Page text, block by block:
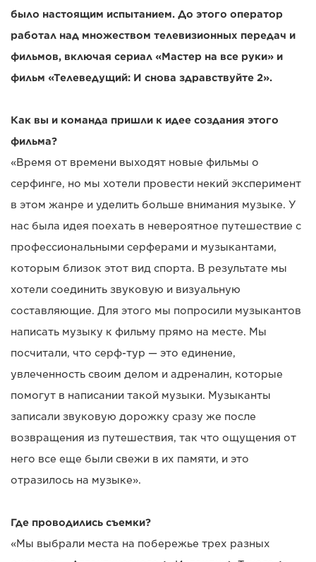
было настоящим испытанием. До этого оператор
работал над множеством телевизионных передач и
фильмов, включая сериал «Мастер на все руки» и
фильм «Телеведущий: И снова здравствуйте 2».
Как вы и команда пришли к идее создания этого
фильма?
«Время от времени выходят новые фильмы о
серфинге, но мы хотели провести некий эксперимент
в этом жанре и уделить больше внимания музыке. У
нас была идея поехать в невероятное путешествие с
профессиональными серферами и музыкантами,
которым близок этот вид спорта. В результате мы
хотели соединить звуковую и визуальную
составляющие. Для этого мы попросили музыкантов
написать музыку к фильму прямо на месте. Мы
посчитали, что серф-тур — это единение,
увлеченность своим делом и адреналин, которые
помогут в написании такой музыки. Музыканты
записали звуковую дорожку сразу же после
возвращения из путешествия, так что ощущения от
него все еще были свежи в их памяти, и это
отразилось на музыке».
Где проводились съемки?
«Мы выбрали места на побережье трех разных